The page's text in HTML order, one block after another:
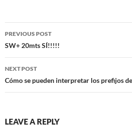
Post
navigation
PREVIOUS POST
SW+ 20mts SÍ!!!!!
NEXT POST
Cómo se pueden interpretar los prefijos
LEAVE A REPLY